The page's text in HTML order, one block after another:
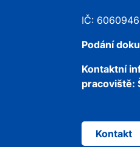
IČ:
Podání
Kontaktní
pracoviště:
Kontakt